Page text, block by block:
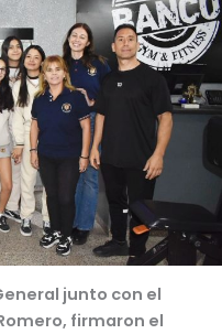
junto con el
firmaron el